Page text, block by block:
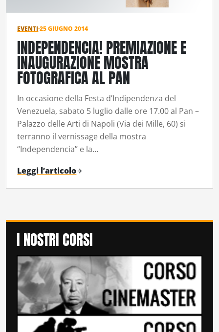
EVENTI·25 GIUGNO 2014
INDEPENDENCIA! PREMIAZIONE E
INAUGURAZIONE MOSTRA
FOTOGRAFICA AL PAN
In occasione della Festa d’Indipendenza del
Venezuela, sabato 5 luglio dalle ore 17.00 al Pan –
Palazzo delle Arti di Napoli (Via dei Mille, 60) si
terranno il vernissage della mostra
“Independencia” e la…
Leggi l’articolo
I NOSTRI CORSI